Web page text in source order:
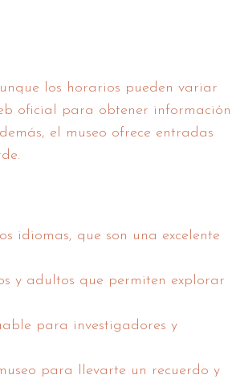
los horarios pueden variar
oficial para obtener información
el museo ofrece entradas
idiomas, que son una excelente
y adultos que permiten explorar
para investigadores y
para llevarte un recuerdo y